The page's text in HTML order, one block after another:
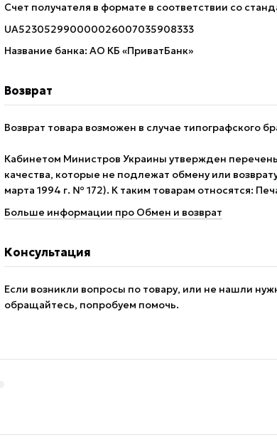
Счет получателя в формате в соответствии со
UA523052990000026007035908333
Название банка: АО КБ «ПриватБанк»
Возврат
Возврат товара возможен в случае типографского
Кабинетом Министров Украины утвержден
качества, которые не подлежат обмену или
марта 1994 г. № 172). К таким товарам относятся:
Больше информации про Обмен и возврат
Консультация
Если возникли вопросы по товару, или не нашли
обращайтесь, попробуем помочь.